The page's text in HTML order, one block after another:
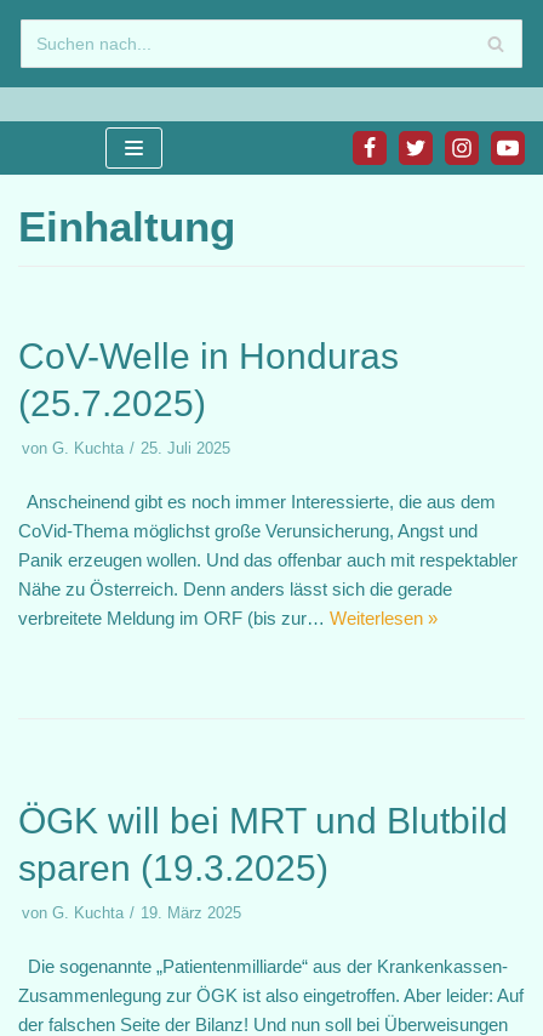
Zum
Inhalt
springen
Einhaltung
CoV-Welle in Honduras
(25.7.2025)
von G. Kuchta 25. Juli 2025
Anscheinend gibt es noch immer Interessierte, die aus dem
CoVid-Thema möglichst große Verunsicherung, Angst und
Panik erzeugen wollen. Und das offenbar auch mit respektabler
Nähe zu Österreich. Denn anders lässt sich die gerade
verbreitete Meldung im ORF (bis zur… Weiterlesen »
ÖGK will bei MRT und Blutbild
sparen (19.3.2025)
von G. Kuchta 19. März 2025
Die sogenannte „Patientenmilliarde“ aus der Krankenkassen-
Zusammenlegung zur ÖGK ist also eingetroffen. Aber leider: Auf
der falschen Seite der Bilanz! Und nun soll bei Überweisungen